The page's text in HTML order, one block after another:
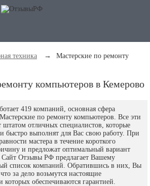
техника →
Мастерские по ремонту
компьютеров в Кемерово
419 компаний, основная сфера
по ремонту компьютеров. Все эти
штатом отличных специалистов, которые
быстро выполнят для Вас свою работу. При
мастера в течение короткого
и предложат оптимальный вариант
Сайт Отзывы РФ предлагает Вашему
список компаний. Обратившись в них, Вы
за дело возьмутся настоящие
которых обеспечиваются гарантией.